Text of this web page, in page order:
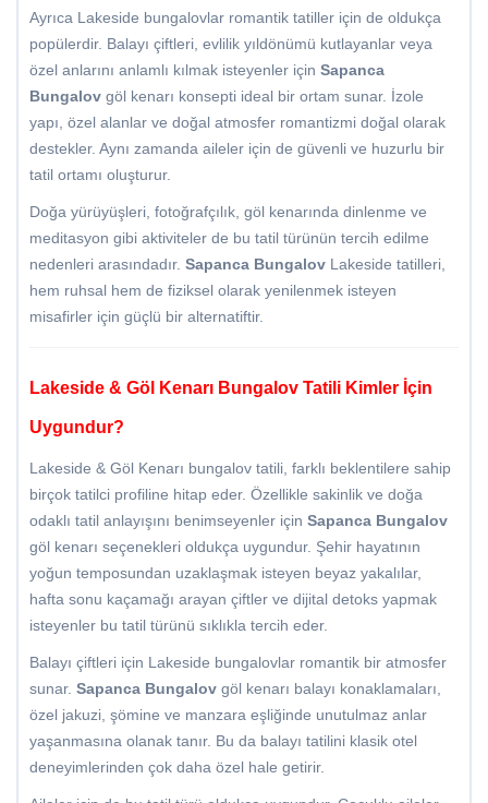
Ayrıca Lakeside bungalovlar romantik tatiller için de oldukça
popülerdir. Balayı çiftleri, evlilik yıldönümü kutlayanlar veya
özel anlarını anlamlı kılmak isteyenler için Sapanca
Bungalov göl kenarı konsepti ideal bir ortam sunar. İzole
yapı, özel alanlar ve doğal atmosfer romantizmi doğal olarak
destekler. Aynı zamanda aileler için de güvenli ve huzurlu bir
tatil ortamı oluşturur.
Doğa yürüyüşleri, fotoğrafçılık, göl kenarında dinlenme ve
meditasyon gibi aktiviteler de bu tatil türünün tercih edilme
nedenleri arasındadır. Sapanca Bungalov Lakeside tatilleri,
hem ruhsal hem de fiziksel olarak yenilenmek isteyen
misafirler için güçlü bir alternatiftir.
Lakeside & Göl Kenarı Bungalov Tatili Kimler İçin
Uygundur?
Lakeside & Göl Kenarı bungalov tatili, farklı beklentilere sahip
birçok tatilci profiline hitap eder. Özellikle sakinlik ve doğa
odaklı tatil anlayışını benimseyenler için Sapanca Bungalov
göl kenarı seçenekleri oldukça uygundur. Şehir hayatının
yoğun temposundan uzaklaşmak isteyen beyaz yakalılar,
hafta sonu kaçamağı arayan çiftler ve dijital detoks yapmak
isteyenler bu tatil türünü sıklıkla tercih eder.
Balayı çiftleri için Lakeside bungalovlar romantik bir atmosfer
sunar. Sapanca Bungalov göl kenarı balayı konaklamaları,
özel jakuzi, şömine ve manzara eşliğinde unutulmaz anlar
yaşanmasına olanak tanır. Bu da balayı tatilini klasik otel
deneyimlerinden çok daha özel hale getirir.